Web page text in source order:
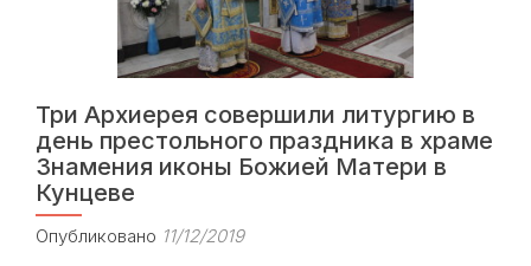
Три Архиерея совершили литургию в
день престольного праздника в храме
Знамения иконы Божией Матери в
Кунцеве
Опубликовано 11/12/2019